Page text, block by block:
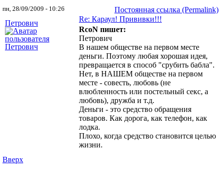
пн, 28/09/2009 - 10:26
Постоянная ссылка (Permalink)
Петрович
Re: Караул! Прививки!!!
RcoN пишет:
Петрович
В нашем обществе на первом месте
деньги. Поэтому любая хорошая идея,
превращается в способ "срубить бабла".
Нет, в НАШЕМ обществе на первом
месте - совесть, любовь (не
влюбленность или постельный секс, а
любовь), дружба и т.д.
Деньги - это средство обращения
товаров. Как дорога, как телефон, как
лодка.
Плохо, когда средство становится целью
жизни.
Вверх